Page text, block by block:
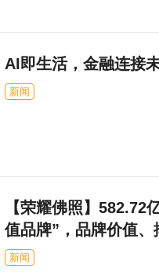
AI即生活，金融连接
新闻
【荣耀佛照】582.72
值品牌”，品牌价值、
新闻